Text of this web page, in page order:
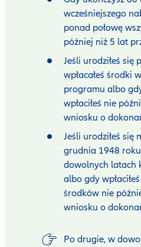
wcześniejszego
ponad połowę
później niż 5 lat
Jeśli urodziłeś
wpłacałeś środki
programu albo
wpłaciłeś nie
wniosku o
Jeśli urodziłeś
grudnia 1948 roku
dowolnych latach
albo gdy
środków nie
wniosku o
Po drugie, w